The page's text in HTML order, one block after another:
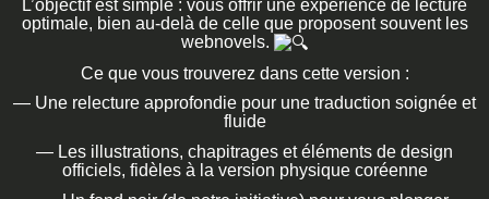
L’objectif est simple : vous offrir une expérience de lecture
optimale, bien au-delà de celle que proposent souvent les
webnovels.
Ce que vous trouverez dans cette version :
— Une relecture approfondie pour une traduction soignée et
fluide
— Les illustrations, chapitrages et éléments de design
officiels, fidèles à la version physique coréenne